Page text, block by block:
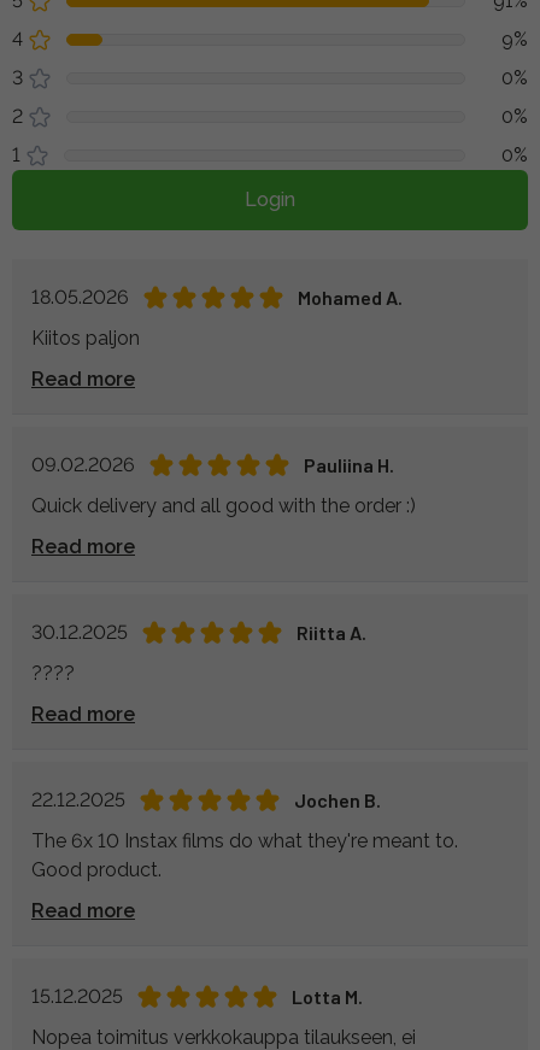
4
9%
3
0%
2
0%
1
0%
Login
18.05.2026
Mohamed A.
Kiitos paljon
Read more
09.02.2026
Pauliina H.
Quick delivery and all good with the order :)
Read more
30.12.2025
Riitta A.
????
Read more
22.12.2025
Jochen B.
The 6x 10 Instax films do what they're meant to.
Good product.
Read more
15.12.2025
Lotta M.
Nopea toimitus verkkokauppa tilaukseen, ei